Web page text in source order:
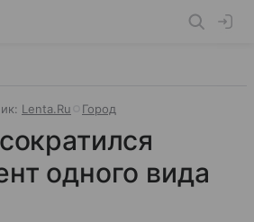
Lenta.Ru Город
одного вида